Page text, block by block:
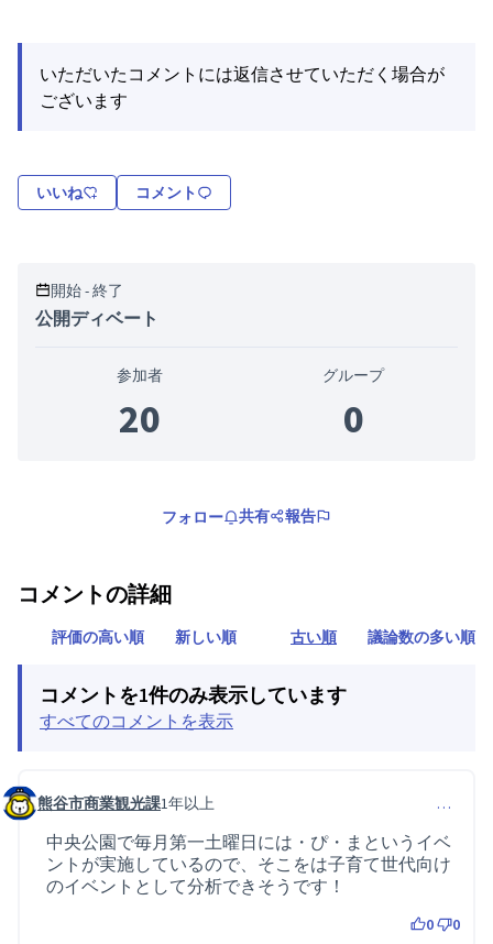
いただいたコメントには返信させていただく場合が
ございます
いいね コメント
開始 - 終了
公開ディベート
参加者
20
グループ
0
フォロー 共有 報告
コメントの詳細
評価の高い順 新しい順 古い順 議論数の多い順
コメントを1件のみ表示しています
すべてのコメントを表示
コメント 73 (コメント 67 への返信)
熊谷市商業観光課1年以上 …
中央公園で毎月第一土曜日には・ぴ・まというイベ
ントが実施しているので、そこをは子育て世代向け
のイベントとして分析できそうです！
0 0